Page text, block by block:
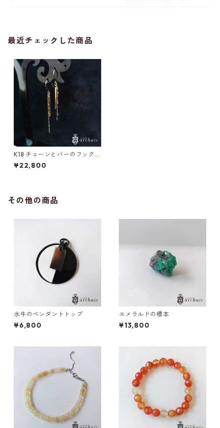
最近チェックした商品
K18 チェーンとバーのフックピ
アス
¥22,800
その他の商品
水牛のペンダントトップ
¥6,800
エメラルドの標本
¥13,800